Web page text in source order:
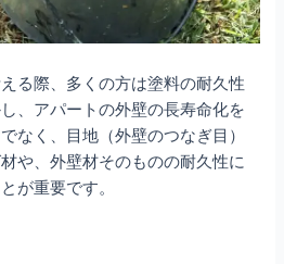
る際、多くの方は塗料の耐久性
、アパートの外壁の長寿命化を
なく、目地（外壁のつなぎ目）
や、外壁材そのものの耐久性に
が重要です。